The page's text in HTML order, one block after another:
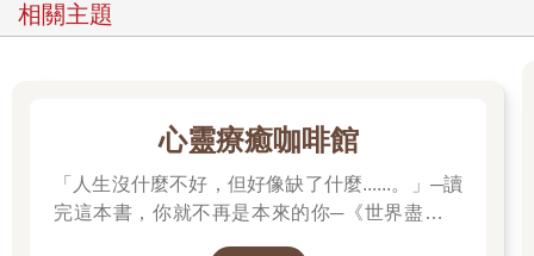
相關主題
心靈療癒咖啡館
「人生沒什麼不好，但好像缺了什麼......。」─讀
完這本書，你就不再是本來的你─《世界盡頭的